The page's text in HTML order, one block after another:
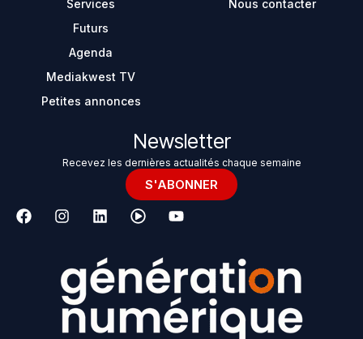
Services
Futurs
Agenda
Mediakwest TV
Petites annonces
Nous contacter
Newsletter
Recevez les dernières actualités chaque semaine
S'ABONNER